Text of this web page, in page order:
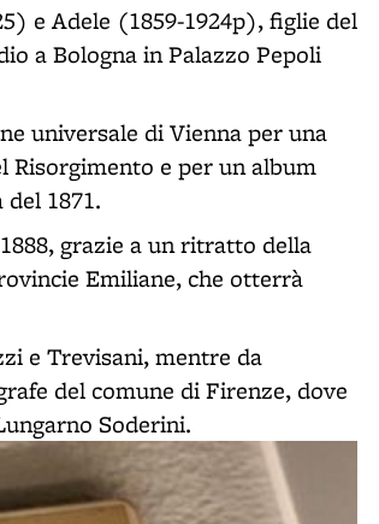
e Adele (1859-1924p), figlie del
a Bologna in Palazzo Pepoli
universale di Vienna per una
Risorgimento e per un album
1871.
grazie a un ritratto della
Emiliane, che otterrà
e Trevisani, mentre da
del comune di Firenze, dove
Soderini.